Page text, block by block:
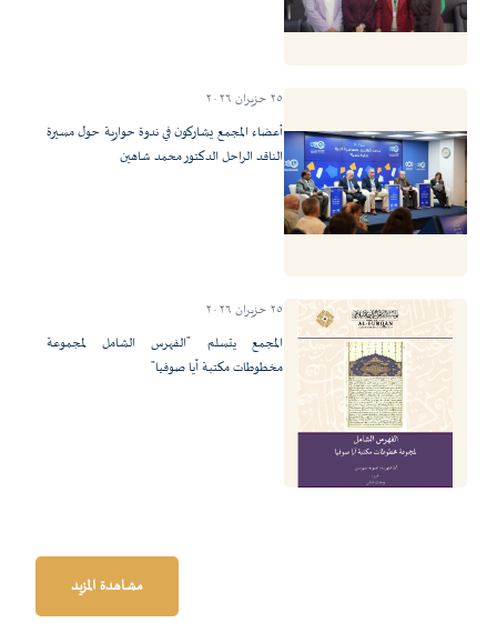
٢٥ حزيران ٢٠٢٦
أعضاء المجمع يشاركون في ندوة حوارية حول مسيرة
الناقد الراحل الدكتور محمد شاهين
٢٥ حزيران ٢٠٢٦
المجمع يتسلم "الفهرس الشامل لمجموعة
مخطوطات مكتبة آيا صوفيا"
مشاهدة المزيد